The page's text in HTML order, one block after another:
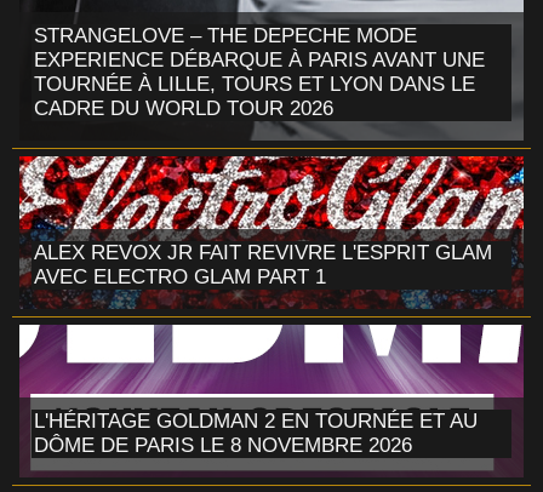
STRANGELOVE – THE DEPECHE MODE
EXPERIENCE DÉBARQUE À PARIS AVANT UNE
TOURNÉE À LILLE, TOURS ET LYON DANS LE
CADRE DU WORLD TOUR 2026
ALEX REVOX JR FAIT REVIVRE L'ESPRIT GLAM
AVEC ELECTRO GLAM PART 1
L'HÉRITAGE GOLDMAN 2 EN TOURNÉE ET AU
DÔME DE PARIS LE 8 NOVEMBRE 2026